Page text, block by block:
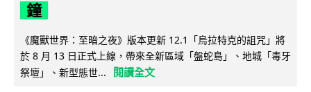
鐘
《魔獸世界：至暗之夜》版本更新 12.1「烏拉特克的詛咒」將
於 8 月 13 日正式上線，帶來全新區域「盤蛇島」、地城「毒牙
祭壇」、新型態世...
閱讀全文